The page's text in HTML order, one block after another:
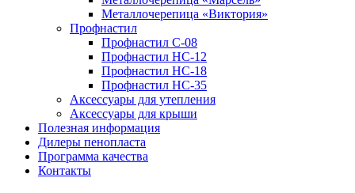
Металлочерепица «Виктория»
Профнастил
Профнастил С-08
Профнастил НС-12
Профнастил НС-18
Профнастил НС-35
Аксессуары для утепления
Аксессуары для крыши
Полезная информация
Дилеры пенопласта
Программа качества
Контакты